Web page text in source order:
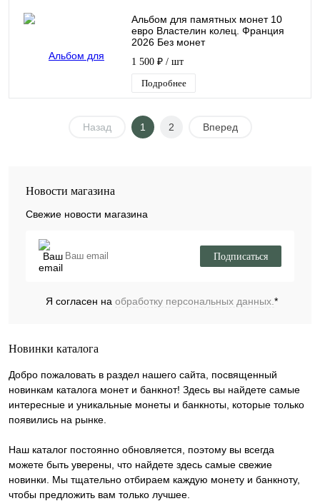
Альбом для памятных монет 10
евро Властелин колец. Франция
2026 Без монет
1 500 ₽ / шт
Подробнее
Назад 1 2 Вперед
Новости магазина
Свежие новости магазина
Подписаться
Я согласен на обработку персональных данных.*
Новинки каталога
Добро пожаловать в раздел нашего сайта, посвященный
новинкам каталога монет и банкнот! Здесь вы найдете самые
интересные и уникальные монеты и банкноты, которые только
появились на рынке.
Наш каталог постоянно обновляется, поэтому вы всегда
можете быть уверены, что найдете здесь самые свежие
новинки. Мы тщательно отбираем каждую монету и банкноту,
чтобы предложить вам только лучшее.